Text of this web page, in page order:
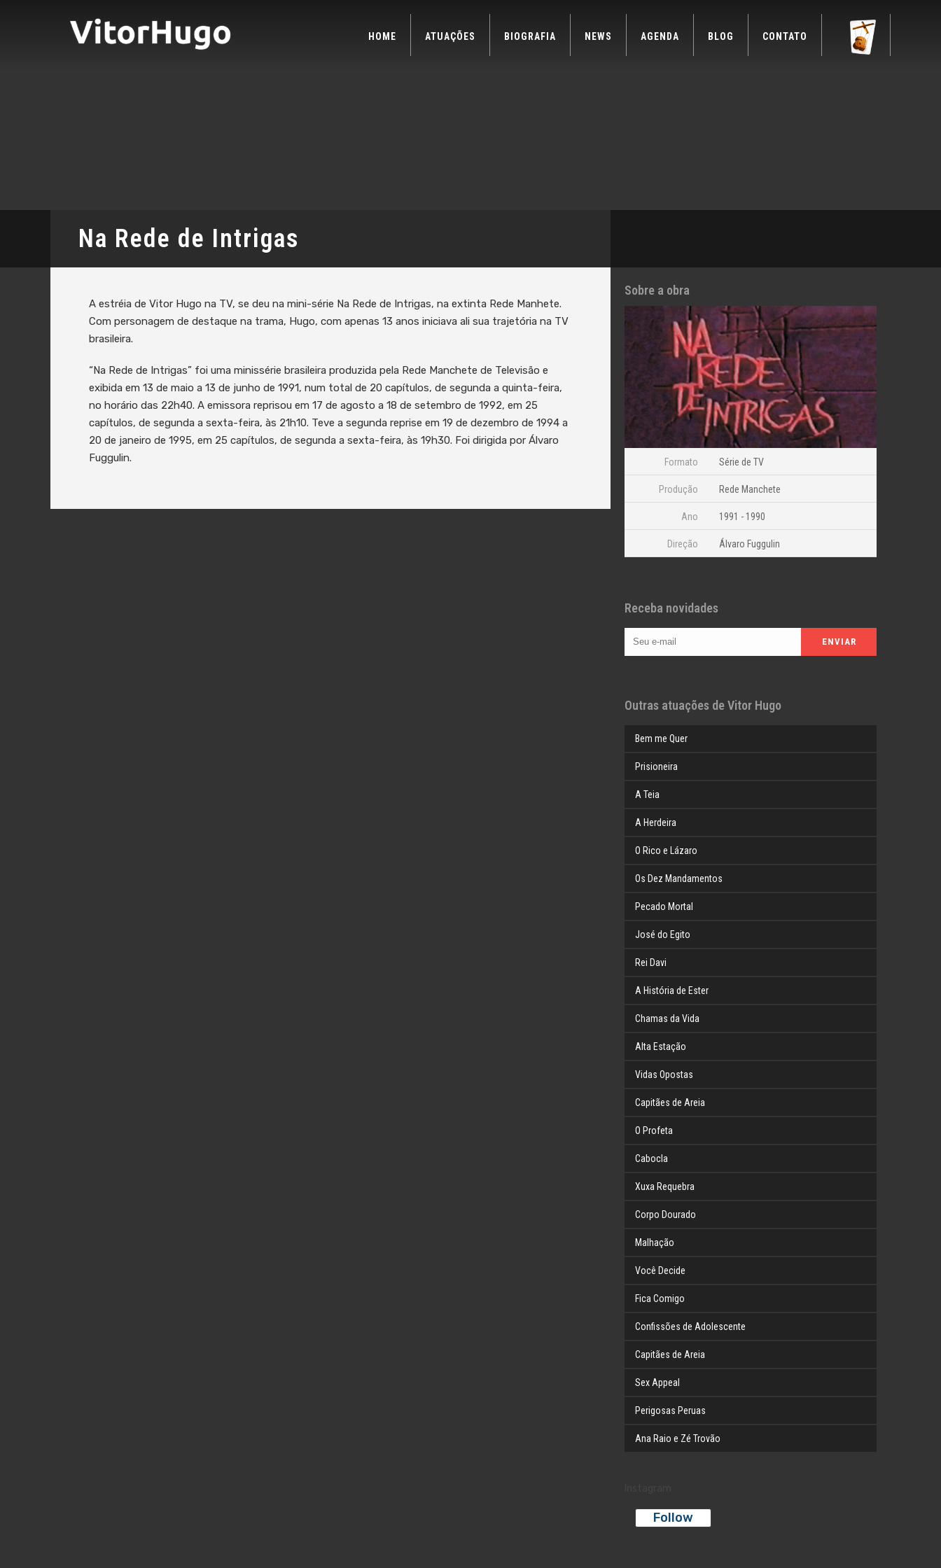
HOME ATUAÇÕES BIOGRAFIA NEWS AGENDA BLOG CONTATO
Na Rede de Intrigas
A estréia de Vitor Hugo na TV, se deu na mini-série Na Rede de Intrigas, na extinta Rede Manhete.
Com personagem de destaque na trama, Hugo, com apenas 13 anos iniciava ali sua trajetória na TV
brasileira.
“Na Rede de Intrigas” foi uma minissérie brasileira produzida pela Rede Manchete de Televisão e
exibida em 13 de maio a 13 de junho de 1991, num total de 20 capítulos, de segunda a quinta-feira,
no horário das 22h40. A emissora reprisou em 17 de agosto a 18 de setembro de 1992, em 25
capítulos, de segunda a sexta-feira, às 21h10. Teve a segunda reprise em 19 de dezembro de 1994 a
20 de janeiro de 1995, em 25 capítulos, de segunda a sexta-feira, às 19h30. Foi dirigida por Álvaro
Fuggulin.
Sobre a obra
Formato Série de TV
Produção Rede Manchete
Ano 1991 - 1990
Direção Álvaro Fuggulin
Receba novidades
Outras atuações de Vitor Hugo
Bem me Quer
Prisioneira
A Teia
A Herdeira
O Rico e Lázaro
Os Dez Mandamentos
Pecado Mortal
José do Egito
Rei Davi
A História de Ester
Chamas da Vida
Alta Estação
Vidas Opostas
Capitães de Areia
O Profeta
Cabocla
Xuxa Requebra
Corpo Dourado
Malhação
Você Decide
Fica Comigo
Confissões de Adolescente
Capitães de Areia
Sex Appeal
Perigosas Peruas
Ana Raio e Zé Trovão
Follow